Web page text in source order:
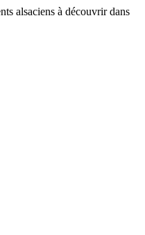
alsaciens à découvrir dans